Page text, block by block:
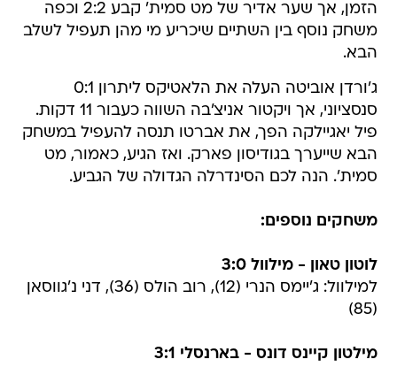
הזמן, אך שער אדיר של מט סמית' קבע 2:2 וכפה
משחק נוסף בין השתיים שיכריע מי מהן תעפיל לשלב
הבא.
ג'ורדן אוביטה העלה את הלאטיקס ליתרון 0:1
סנסציוני, אך ויקטור אניצ'בה השווה כעבור 11 דקות.
פיל יאגיילקה הפך, את אברטו תנסה להעפיל במשחק
הבא שייערך בגודיסון פארק. ואז הגיע, כאמור, מט
סמית'. הנה לכם הסינדרלה הגדולה של הגביע.
משחקים נוספים:
לוטון טאון - מילוול 3:0
למילוול: ג'יימס הנרי (12), רוב הולס (36), דני נ'גווסאן
(85)
מילטון קיינס דונס - בארנסלי 3:1